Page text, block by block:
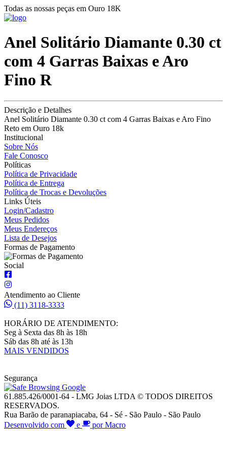
Todas as nossas peças em Ouro 18K
Anel Solitário Diamante 0.30 ct
com 4 Garras Baixas e Aro
Fino R
Descrição e Detalhes
Anel Solitário Diamante 0.30 ct com 4 Garras Baixas e Aro Fino
Reto em Ouro 18k
Institucional
Sobre Nós
Fale Conosco
Políticas
Política de Privacidade
Política de Entrega
Política de Trocas e Devoluções
Links Úteis
Login/Cadastro
Meus Pedidos
Meus Endereços
Lista de Desejos
Formas de Pagamento
Social
Atendimento ao Cliente
(11) 3118-3333
HORÁRIO DE ATENDIMENTO:
Seg à Sexta das 8h às 18h
Sáb das 8h até às 13h
MAIS VENDIDOS
Segurança
61.885.426/0001-64 - LMG Joias LTDA © TODOS DIREITOS
RESERVADOS.
Rua Barão de paranapiacaba, 64 - Sé - São Paulo - São Paulo
Desenvolvido com
e por Macro